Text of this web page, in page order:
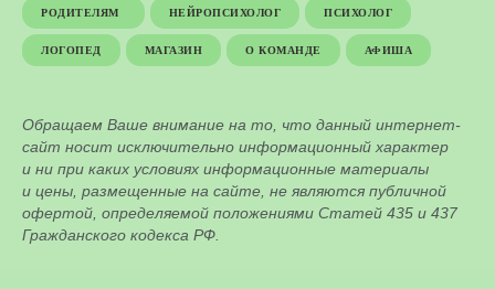
РОДИТЕЛЯМ НЕЙРОПСИХОЛОГ ПСИХОЛОГ
ЛОГОПЕД МАГАЗИН О КОМАНДЕ АФИША
Обращаем Ваше внимание на то, что данный интернет-
сайт носит исключительно информационный характер
и ни при каких условиях информационные материалы
и цены, размещенные на сайте, не являются публичной
офертой, определяемой положениями Статей 435 и 437
Гражданского кодекса РФ.